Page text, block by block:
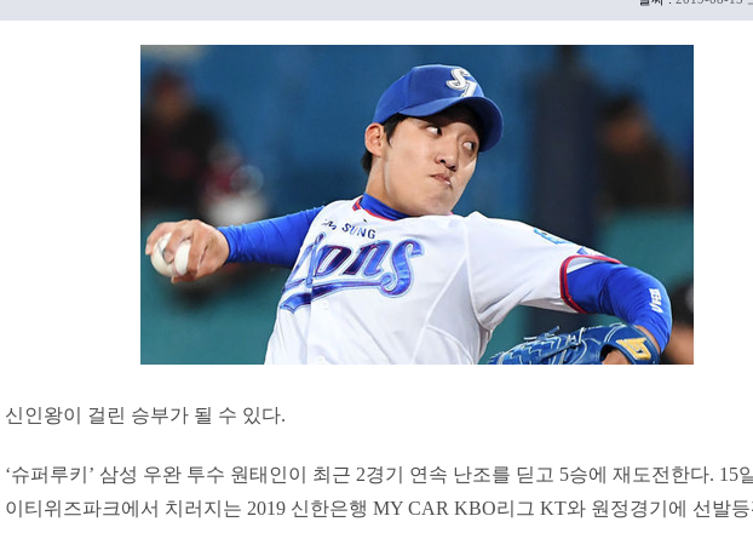
신인왕이 걸린 승부가 될 수 있다.
‘슈퍼루키’ 삼성 우완 투수 원태인이 최근 2경기 연속 난조를 딛고 5승에 재도전한다. 15
이티위즈파크에서 치러지는 2019 신한은행 MY CAR KBO리그 KT와 원정경기에 선발